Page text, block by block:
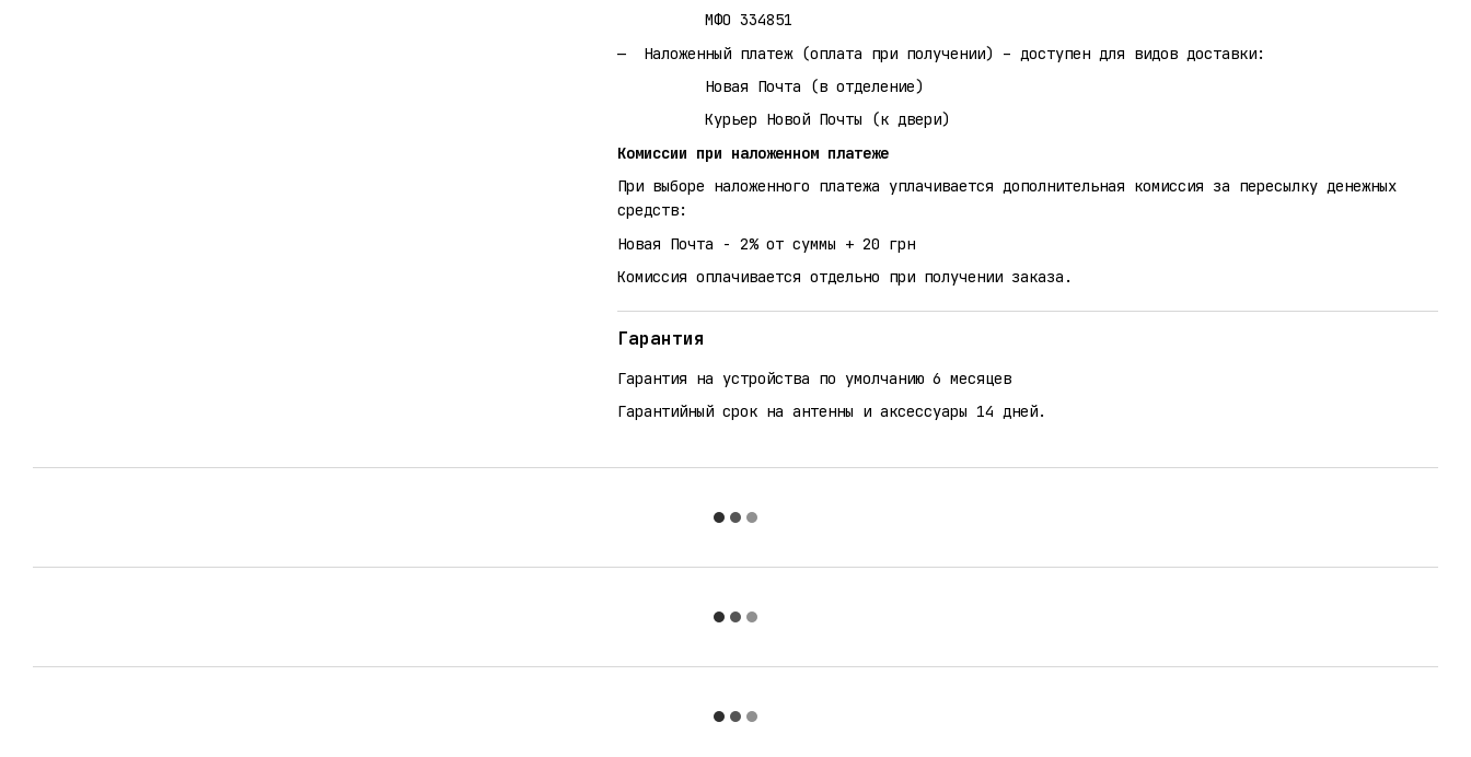
МФО 334851
Наложенный платеж (оплата при получении) – доступен для видов доставки:
Новая Почта (в отделение)
Курьер Новой Почты (к двери)
Комиссии при наложенном платеже
При выборе наложенного платежа уплачивается дополнительная комиссия за пересылку денежных
средств:
Новая Почта - 2% от суммы + 20 грн
Комиссия оплачивается отдельно при получении заказа.
Гарантия
Гарантия на устройства по умолчанию 6 месяцев
Гарантийный срок на антенны и аксессуары 14 дней.